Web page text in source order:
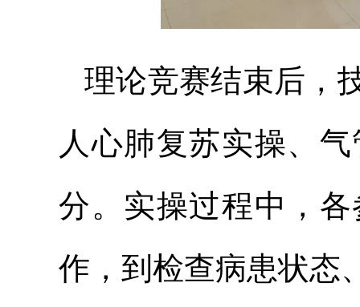
理论竞赛结束后，
人心肺复苏实操、
分。实操过程中，
作，到检查病患状态